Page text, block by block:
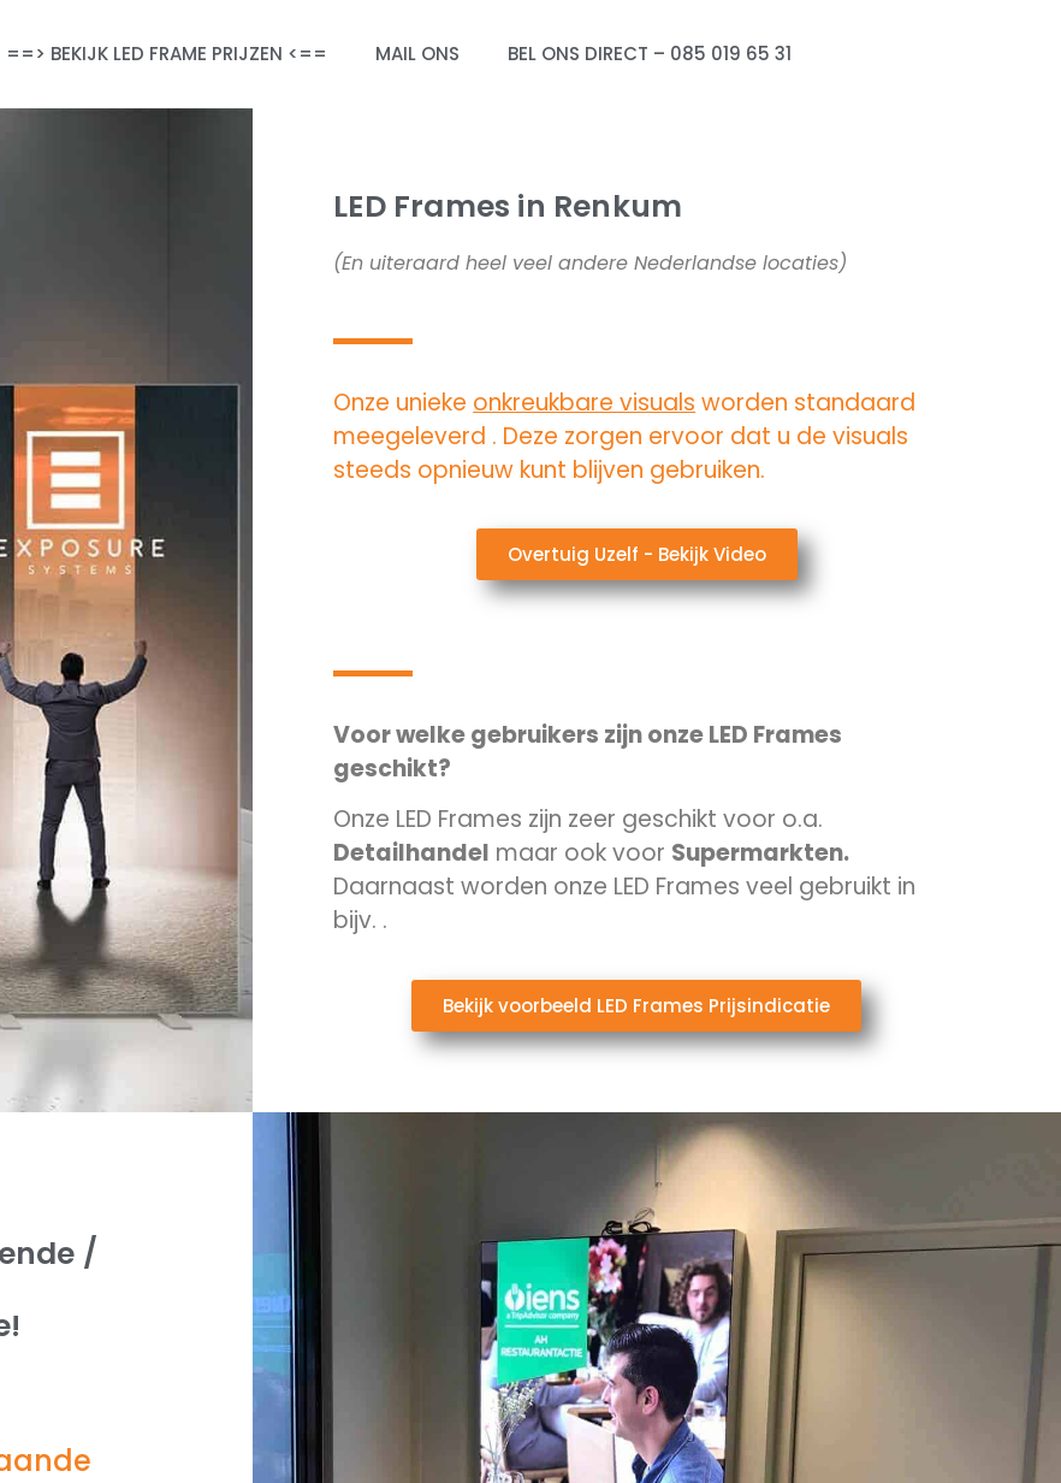
==> BEKIJK LED FRAME PRIJZEN <== MAIL ONS BEL ONS DIRECT – 085 019 65 31
LED Frames in Renkum
(En uiteraard heel veel andere Nederlandse locaties)
Onze unieke onkreukbare visuals worden standaard
meegeleverd . Deze zorgen ervoor dat u de visuals
steeds opnieuw kunt blijven gebruiken.
Overtuig Uzelf - Bekijk Video
Voor welke gebruikers zijn onze LED Frames
geschikt?
Onze LED Frames zijn zeer geschikt voor o.a.
Detailhandel maar ook voor Supermarkten.
Daarnaast worden onze LED Frames veel gebruikt in
bijv. .
Bekijk voorbeeld LED Frames Prijsindicatie
/